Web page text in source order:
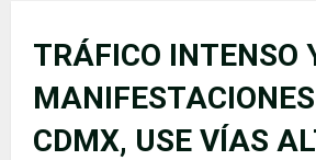
TRÁFICO INTENSO
CDMX, USE VÍAS